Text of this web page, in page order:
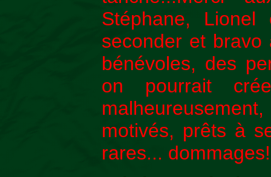
Stéphane,
seconder et
bénévoles, des
on pourrait
motivés, prêts à
rares... dommages!